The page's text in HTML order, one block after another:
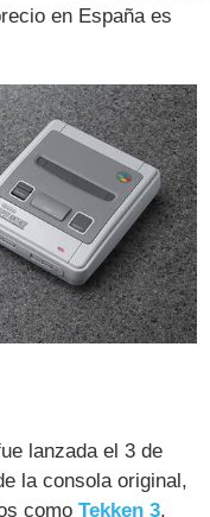
en España es
lanzada el 3 de
la consola original,
comoTekken 3,